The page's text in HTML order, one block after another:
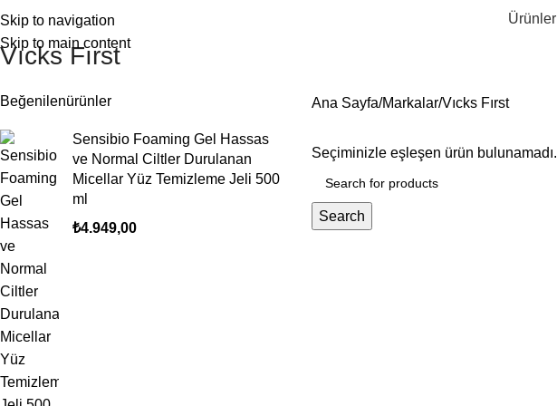
Skip to navigation
Skip to main content
Ürünler
Vıcks Fırst
Beğenilenürünler
Sensibio Foaming Gel Hassas
ve Normal Ciltler Durulanan
Micellar Yüz Temizleme Jeli 500
ml
₺4.949,00
Ana Sayfa Markalar Vıcks Fırst
Seçiminizle eşleşen ürün bulunamadı.
Search